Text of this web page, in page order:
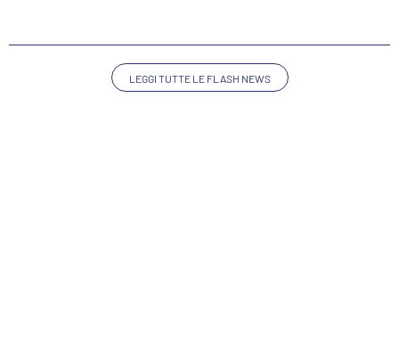
TRASFERTE
ORGANIGRAMMA
FLASH NEWS
LEGGI TUTTE LE FLASH NEWS